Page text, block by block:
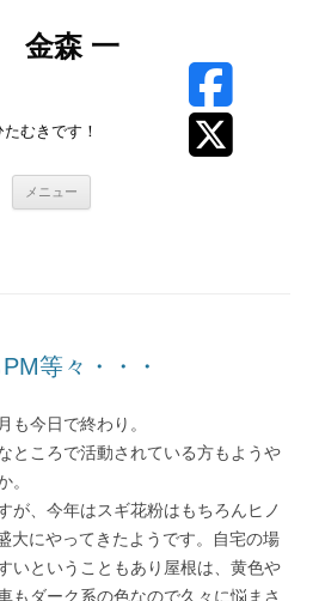
金森 一
むきです！
メニュー
等々・・・
今日で終わり。
ところで活動されている方もようや
。
が、今年はスギ花粉はもちろんヒノ
大にやってきたようです。自宅の場
いということもあり屋根は、黄色や
もダーク系の色なので久々に悩まさ